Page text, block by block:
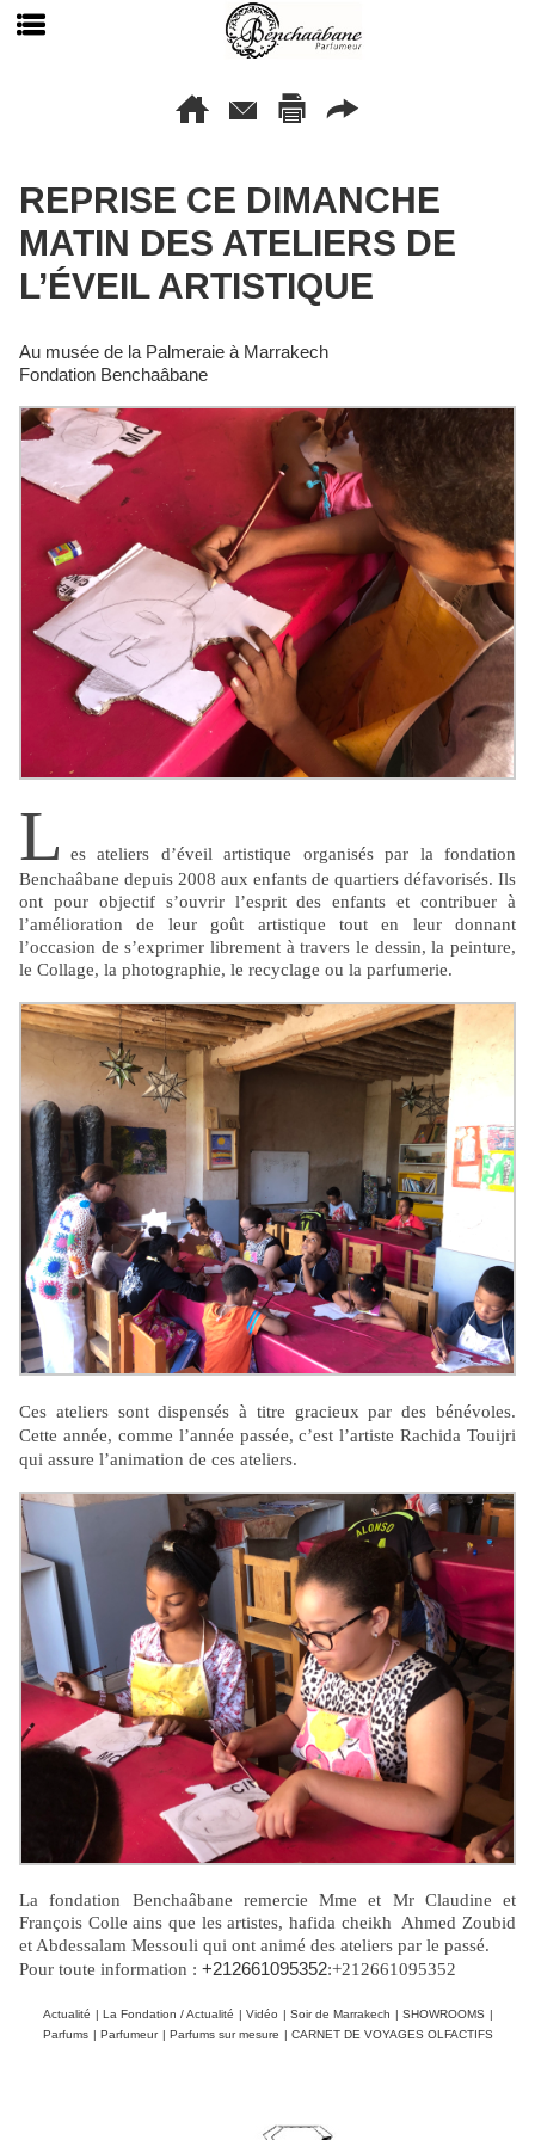
REPRISE CE DIMANCHE
MATIN DES ATELIERS DE
L’ÉVEIL ARTISTIQUE
Au musée de la Palmeraie à Marrakech
Fondation Benchaâbane
L
es ateliers d’éveil artistique organisés par la fondation
Benchaâbane depuis 2008 aux enfants de quartiers défavorisés. Ils
ont pour objectif s’ouvrir l’esprit des enfants et contribuer à
l’amélioration de leur goût artistique tout en leur donnant
l’occasion de s’exprimer librement à travers le dessin, la peinture,
le Collage, la photographie, le recyclage ou la parfumerie.
Ces ateliers sont dispensés à titre gracieux par des bénévoles.
Cette année, comme l’année passée, c’est l’artiste Rachida Touijri
qui assure l’animation de ces ateliers.
La fondation Benchaâbane remercie Mme et Mr Claudine et
François Colle ains que les artistes, hafida cheikh Ahmed Zoubid
et Abdessalam Messouli qui ont animé des ateliers par le passé.
Pour toute information : +212661095352:+212661095352
Actualité | La Fondation / Actualité | Vidéo | Soir de Marrakech | SHOWROOMS |
Parfums | Parfumeur | Parfums sur mesure | CARNET DE VOYAGES OLFACTIFS